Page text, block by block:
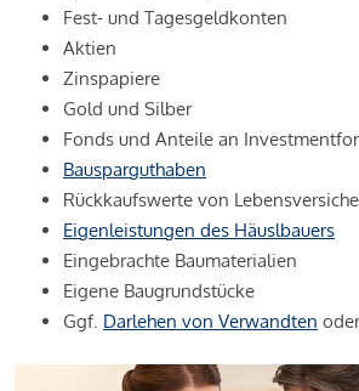
Fest- und Tagesgeldkonten
Aktien
Zinspapiere
Gold und Silber
Fonds und Anteile an
Bausparguthaben
Rückkaufswerte von
Eigenleistungen des Häuslbauers
Eingebrachte Baumaterialien
Eigene Baugrundstücke
Ggf. Darlehen von Verwandten